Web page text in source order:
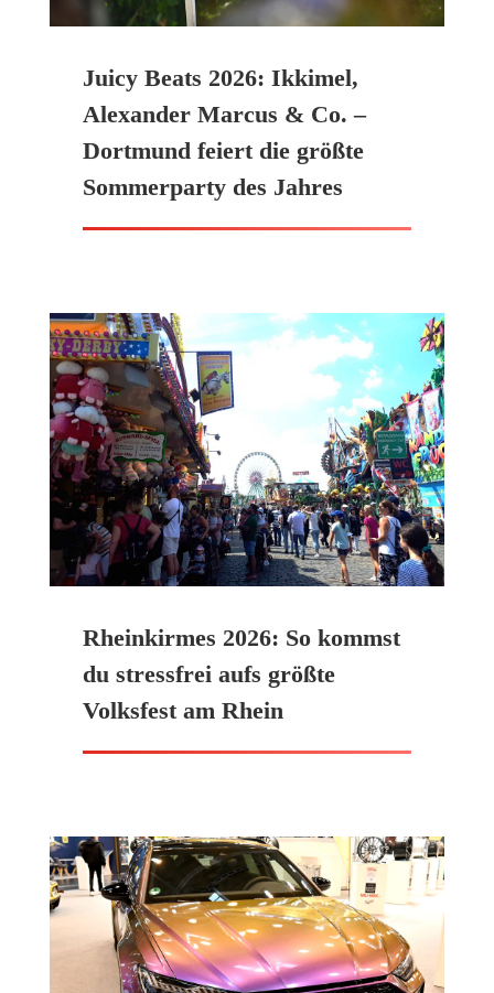
Juicy Beats 2026: Ikkimel,
Alexander Marcus & Co. –
Dortmund feiert die größte
Sommerparty des Jahres
Rheinkirmes 2026: So kommst
du stressfrei aufs größte
Volksfest am Rhein